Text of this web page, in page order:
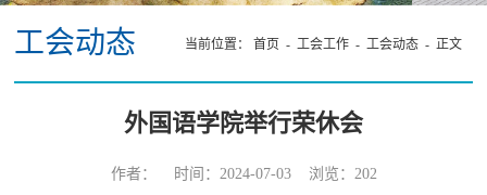
工会动态 当前位置： 首页 - 工会工作 - 工会动态- 正文
外国语学院举行荣休会
作者： 时间：2024-07-03 浏览： 202